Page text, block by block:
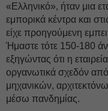
«Ελληνικό», ήταν μια
εμπορικά κέντρα και
είχε προηγούμενη
Ήμαστε τότε 150-180
εξηγώντας ότι η
οργανωτικά σχεδόν από
μηχανικών,
μέσω πανδημίας.